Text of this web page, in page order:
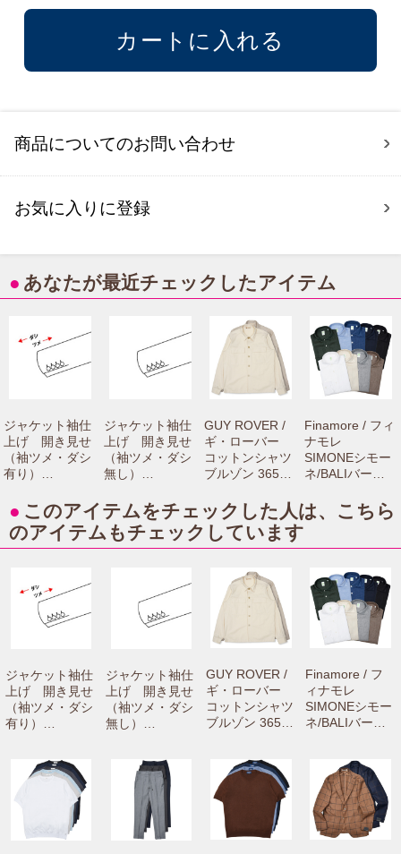
商品についてのお問い合わせ
お気に入りに登録
● あなたが最近チェックしたアイテム
ジャケット袖仕
上げ 開き見せ
（袖ツメ・ダシ
有り）
ミシモ）online
shopで商品をお
買上げの方専用
ジャケット袖仕
上げ 開き見せ
（袖ツメ・ダシ
無し）
ミシモ）online
shopで商品をお
買上げの方専用
GUY ROVER /
ギ・ローバー
コットンシャツ
ブルゾン 3650G
0033
Finamore / フィ
ナモレ
SIMONEシモー
ネ/BALIバーリ
ェイワイドカラ
ーシャツ C0650
● このアイテムをチェックした人は、こちら
のアイテムもチェックしています
ジャケット袖仕
上げ 開き見せ
（袖ツメ・ダシ
有り）
line shopで商品
をお買上げの方
専用のお修理メ
ニューです。】
ジャケット袖仕
上げ 開き見せ
（袖ツメ・ダシ
無し）
line shopで商品
をお買上げの方
専用のお修理メ
ニューです。】
GUY ROVER /
ギ・ローバー
コットンシャツ
ブルゾン 3650
Finamore / フ
ィナモレ
SIMONEシモー
ネ/BALIバーリ
ーシャツ C065
0 71061001012